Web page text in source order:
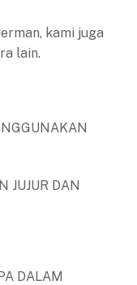
kami juga
lain.
JUJUR DAN
DALAM